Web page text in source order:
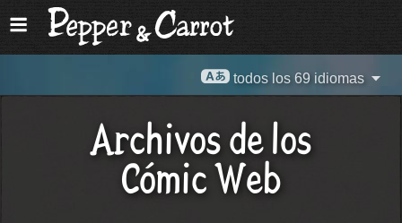
todos los 69 idiomas
Archivos de los
Cómic Web